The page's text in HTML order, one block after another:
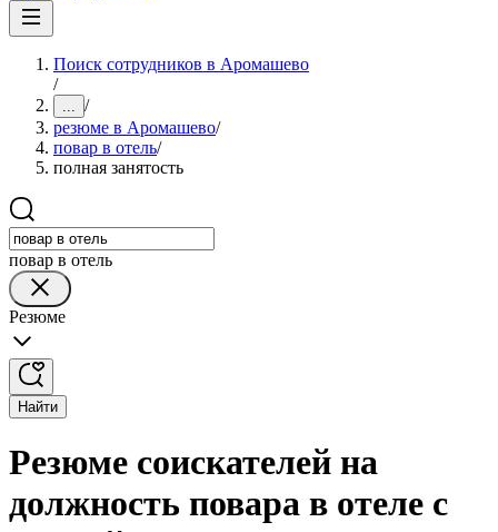
Поиск сотрудников в Аромашево
/
... /
резюме в Аромашево/
повар в отель/
полная занятость
повар в отель
Резюме
Найти
Резюме соискателей на
должность повара в отеле с